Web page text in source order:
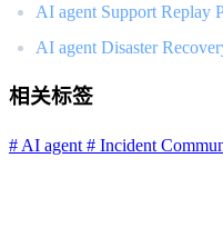
AI agent Support Replay
AI agent Disaster
相关标签
# AI agent # Incident